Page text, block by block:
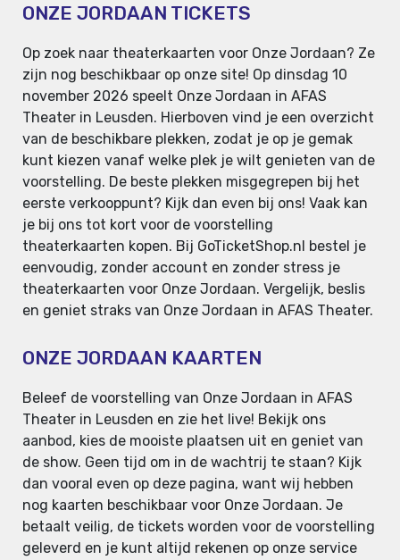
ONZE JORDAAN TICKETS
Op zoek naar theaterkaarten voor Onze Jordaan? Ze
zijn nog beschikbaar op onze site! Op dinsdag 10
november 2026 speelt Onze Jordaan in AFAS
Theater in Leusden. Hierboven vind je een overzicht
van de beschikbare plekken, zodat je op je gemak
kunt kiezen vanaf welke plek je wilt genieten van de
voorstelling. De beste plekken misgegrepen bij het
eerste verkooppunt? Kijk dan even bij ons! Vaak kan
je bij ons tot kort voor de voorstelling
theaterkaarten kopen. Bij GoTicketShop.nl bestel je
eenvoudig, zonder account en zonder stress je
theaterkaarten voor Onze Jordaan. Vergelijk, beslis
en geniet straks van Onze Jordaan in AFAS Theater.
ONZE JORDAAN KAARTEN
Beleef de voorstelling van Onze Jordaan in AFAS
Theater in Leusden en zie het live! Bekijk ons
aanbod, kies de mooiste plaatsen uit en geniet van
de show. Geen tijd om in de wachtrij te staan? Kijk
dan vooral even op deze pagina, want wij hebben
nog kaarten beschikbaar voor Onze Jordaan. Je
betaalt veilig, de tickets worden voor de voorstelling
geleverd en je kunt altijd rekenen op onze service